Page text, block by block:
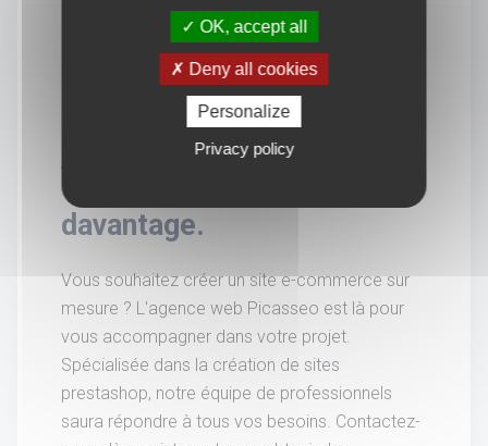
Vous souhaitez en savoir
davantage.
Vous souhaitez créer un site e-commerce sur
mesure ? L'agence web Picasseo est là pour
vous accompagner dans votre projet.
Spécialisée dans la création de sites
prestashop, notre équipe de professionnels
saura répondre à tous vos besoins. Contactez-
OK, accept all
Deny all cookies
Personalize
Privacy policy